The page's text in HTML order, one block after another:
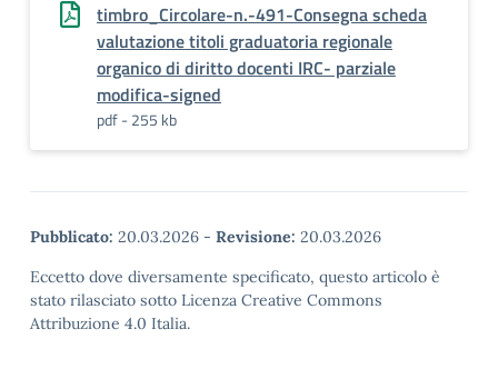
timbro_Circolare-n.-491-Consegna scheda
valutazione titoli graduatoria regionale
organico di diritto docenti IRC- parziale
modifica-signed
pdf - 255 kb
Pubblicato: 20.03.2026 - Revisione: 20.03.2026
Eccetto dove diversamente specificato, questo articolo è
stato rilasciato sotto Licenza Creative Commons
Attribuzione 4.0 Italia.